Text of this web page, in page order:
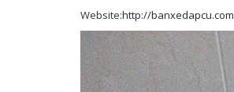
Website:http://banxedapcu.com